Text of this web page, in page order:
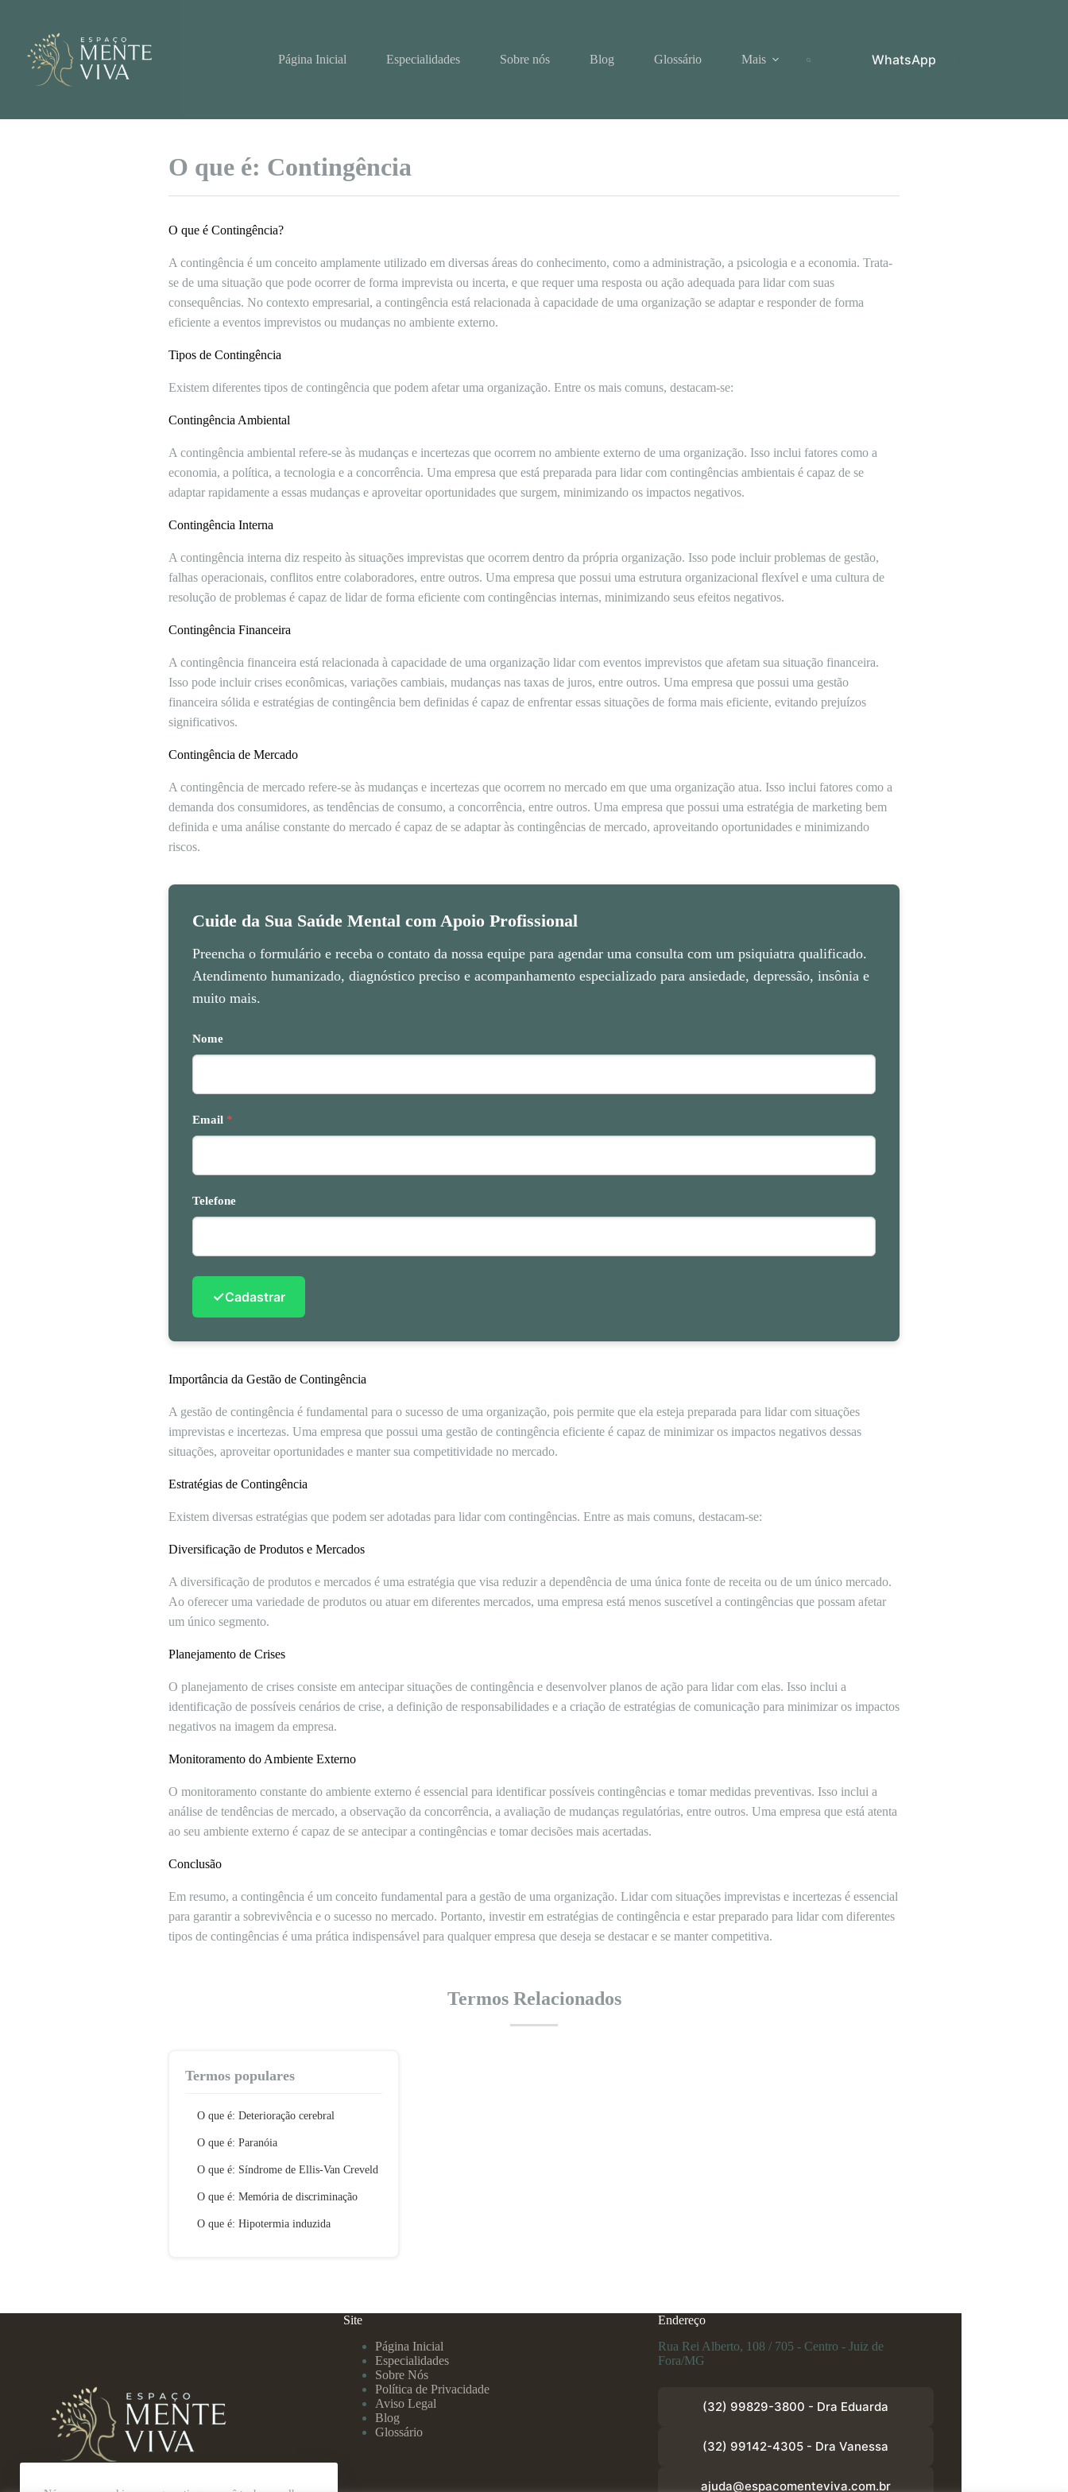
conteúdo
Página Inicial Especialidades Sobre nós Blog Glossário Mais WhatsApp
O que é: Contingência
O que é Contingência?
A contingência é um conceito amplamente utilizado em diversas áreas do conhecimento, como a administração, a psicologia e a economia. Trata-
se de uma situação que pode ocorrer de forma imprevista ou incerta, e que requer uma resposta ou ação adequada para lidar com suas
consequências. No contexto empresarial, a contingência está relacionada à capacidade de uma organização se adaptar e responder de forma
eficiente a eventos imprevistos ou mudanças no ambiente externo.
Tipos de Contingência
Existem diferentes tipos de contingência que podem afetar uma organização. Entre os mais comuns, destacam-se:
Contingência Ambiental
A contingência ambiental refere-se às mudanças e incertezas que ocorrem no ambiente externo de uma organização. Isso inclui fatores como a
economia, a política, a tecnologia e a concorrência. Uma empresa que está preparada para lidar com contingências ambientais é capaz de se
adaptar rapidamente a essas mudanças e aproveitar oportunidades que surgem, minimizando os impactos negativos.
Contingência Interna
A contingência interna diz respeito às situações imprevistas que ocorrem dentro da própria organização. Isso pode incluir problemas de gestão,
falhas operacionais, conflitos entre colaboradores, entre outros. Uma empresa que possui uma estrutura organizacional flexível e uma cultura de
resolução de problemas é capaz de lidar de forma eficiente com contingências internas, minimizando seus efeitos negativos.
Contingência Financeira
A contingência financeira está relacionada à capacidade de uma organização lidar com eventos imprevistos que afetam sua situação financeira.
Isso pode incluir crises econômicas, variações cambiais, mudanças nas taxas de juros, entre outros. Uma empresa que possui uma gestão
financeira sólida e estratégias de contingência bem definidas é capaz de enfrentar essas situações de forma mais eficiente, evitando prejuízos
significativos.
Contingência de Mercado
A contingência de mercado refere-se às mudanças e incertezas que ocorrem no mercado em que uma organização atua. Isso inclui fatores como a
demanda dos consumidores, as tendências de consumo, a concorrência, entre outros. Uma empresa que possui uma estratégia de marketing bem
definida e uma análise constante do mercado é capaz de se adaptar às contingências de mercado, aproveitando oportunidades e minimizando
riscos.
Cuide da Sua Saúde Mental com Apoio Profissional
Preencha o formulário e receba o contato da nossa equipe para agendar uma consulta com um psiquiatra qualificado.
Atendimento humanizado, diagnóstico preciso e acompanhamento especializado para ansiedade, depressão, insônia e
muito mais.
Nome
Email *
Telefone
✓Cadastrar
Importância da Gestão de Contingência
A gestão de contingência é fundamental para o sucesso de uma organização, pois permite que ela esteja preparada para lidar com situações
imprevistas e incertezas. Uma empresa que possui uma gestão de contingência eficiente é capaz de minimizar os impactos negativos dessas
situações, aproveitar oportunidades e manter sua competitividade no mercado.
Estratégias de Contingência
Existem diversas estratégias que podem ser adotadas para lidar com contingências. Entre as mais comuns, destacam-se:
Diversificação de Produtos e Mercados
A diversificação de produtos e mercados é uma estratégia que visa reduzir a dependência de uma única fonte de receita ou de um único mercado.
Ao oferecer uma variedade de produtos ou atuar em diferentes mercados, uma empresa está menos suscetível a contingências que possam afetar
um único segmento.
Planejamento de Crises
O planejamento de crises consiste em antecipar situações de contingência e desenvolver planos de ação para lidar com elas. Isso inclui a
identificação de possíveis cenários de crise, a definição de responsabilidades e a criação de estratégias de comunicação para minimizar os impactos
negativos na imagem da empresa.
Monitoramento do Ambiente Externo
O monitoramento constante do ambiente externo é essencial para identificar possíveis contingências e tomar medidas preventivas. Isso inclui a
análise de tendências de mercado, a observação da concorrência, a avaliação de mudanças regulatórias, entre outros. Uma empresa que está atenta
ao seu ambiente externo é capaz de se antecipar a contingências e tomar decisões mais acertadas.
Conclusão
Em resumo, a contingência é um conceito fundamental para a gestão de uma organização. Lidar com situações imprevistas e incertezas é essencial
para garantir a sobrevivência e o sucesso no mercado. Portanto, investir em estratégias de contingência e estar preparado para lidar com diferentes
tipos de contingências é uma prática indispensável para qualquer empresa que deseja se destacar e se manter competitiva.
Termos Relacionados
Termos populares
O que é: Deterioração cerebral
O que é: Paranóia
O que é: Síndrome de Ellis-Van Creveld
O que é: Memória de discriminação
O que é: Hipotermia induzida
Site
Página Inicial
Especialidades
Sobre Nós
Política de Privacidade
Aviso Legal
Blog
Glossário
Endereço
Rua Rei Alberto, 108 / 705 - Centro - Juiz de
Fora/MG
(32) 99829-3800 - Dra Eduarda
(32) 99142-4305 - Dra Vanessa
ajuda@espacomenteviva.com.br